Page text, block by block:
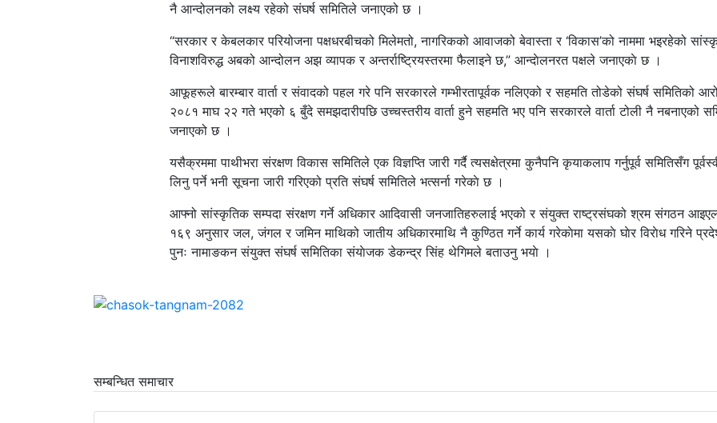
नै आन्दोलनको लक्ष्य रहेको संघर्ष समितिले जनाएको छ ।
“सरकार र केबलकार परियोजना पक्षधरबीचको मिलेमतो, नागरिकको आवाजको बेवास्ता र ‘विकास’को नाममा भइरहेको
विनाशविरुद्ध अबको आन्दोलन अझ व्यापक र अन्तर्राष्ट्रियस्तरमा फैलाइने छ,” आन्दाेलनरत पक्षले जनाएकाे छ ।
आफूहरूले बारम्बार वार्ता र संवादको पहल गरे पनि सरकारले गम्भीरतापूर्वक नलिएको र सहमति तोडेको संघर्ष समितिको
२०८१ माघ २२ गते भएको ६ बुँदे समझदारीपछि उच्चस्तरीय वार्ता हुने सहमति भए पनि सरकारले वार्ता टोली नै नबनाएको
जनाएको छ ।
यसैक्रममा पाथीभरा संरक्षण विकास समितिले एक विज्ञप्ति जारी गर्दै त्यसक्षेत्रमा कुनैपनि कृयाकलाप गर्नुपूर्व समितिसँग
लिनु पर्ने भनी सूचना जारी गरिएको प्रति संघर्ष समितिले भत्सर्ना गरेकाे छ ।
आफ्नो सांस्कृतिक सम्पदा संरक्षण गर्ने अधिकार आदिवासी जनजातिहरुलाई भएको र संयुक्त राष्ट्रसंघको श्रम संगठन
१६९ अनुसार जल, जंगल र जमिन माथिको जातीय अधिकारमाथि नै कुण्ठित गर्ने कार्य गरेकाेमा यसकाे घाेर विराेध गरिने
पुनः नामाङकन संयुक्त संघर्ष समितिका संयाेजक डेकन्द्र सिंह थेगिमले बताउनु भयाे ।
सम्बन्धित समाचार